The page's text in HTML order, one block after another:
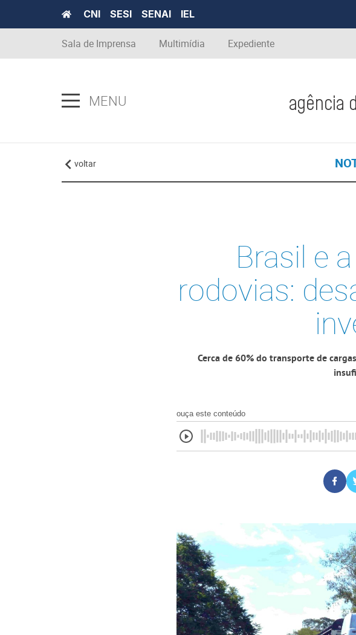
CNI SESI SENAI IEL
Sala de Imprensa Multimídia Expediente
MENU agência
voltar
Brasil e
rodovias:
Cerca de 60% do transporte de
ouça este conteúdo